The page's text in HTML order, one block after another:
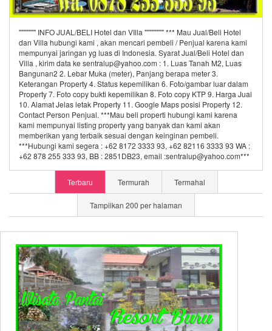
""""""" INFO JUAL/BELI Hotel dan VIlla """""""" *** Mau Jual/Beli Hotel
dan Villa hubungi kami , akan mencari pembeli / Penjual karena kami
mempunyai jaringan yg luas di Indonesia. Syarat Jual/Beli Hotel dan
Villa , kirim data ke sentralup@yahoo.com : 1. Luas Tanah M2, Luas
Bangunan2 2. Lebar Muka (meter), Panjang berapa meter 3.
Keterangan Property 4. Status kepemilikan 6. Foto/gambar luar dalam
Property 7. Foto copy bukti kepemilikan 8. Foto copy KTP 9. Harga Jual
10. Alamat Jelas letak Property 11. Google Maps posisi Property 12.
Contact Person Penjual. ***Mau beli properti hubungi kami karena
kami mempunyai listing property yang banyak dan kami akan
memberikan yang terbaik sesuai dengan keinginan pembeli.
***Hubungi kami segera : +62 8172 3333 93, +62 82116 3333 93 WA :
+62 878 255 333 93, BB : 2851DB23, email :sentralup@yahoo.com***
Terbaru Termurah Termahal
Tampilkan 200 per halaman